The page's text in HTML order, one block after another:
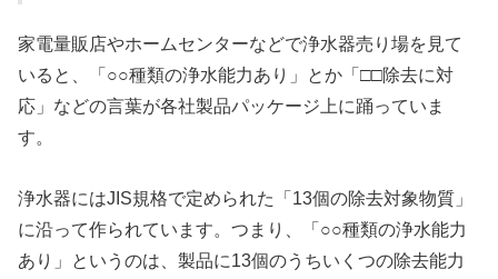
家電量販店やホームセンターなどで浄水器売り場を見て
いると、「○○種類の浄水能力あり」とか「□□除去に対
応」などの言葉が各社製品パッケージ上に踊っていま
す。
浄水器にはJIS規格で定められた「13個の除去対象物質」
に沿って作られています。つまり、「○○種類の浄水能力
あり」というのは、製品に13個のうちいくつの除去能力